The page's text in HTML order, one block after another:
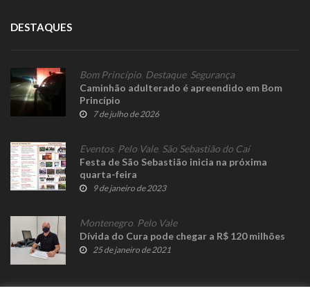
DESTAQUES
Bom Princípio Destaque, Segurança
Caminhão adulterado é apreendido em Bom
Princípio
7 de julho de 2026
Eventos, Pelo Vale, São Sebastião do Caí
Festa de São Sebastião inicia na próxima
quarta-feira
9 de janeiro de 2023
Montenegro Pelo Vale
Dívida do Cura pode chegar a R$ 120 milhões
25 de janeiro de 2021